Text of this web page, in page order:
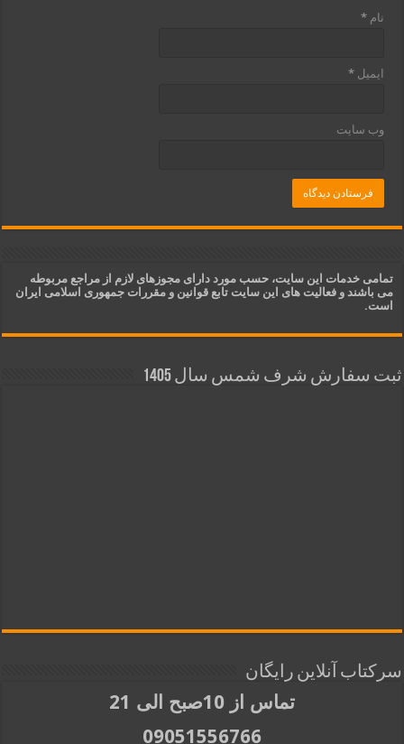
نام*
ایمیل*
وب‌ سایت
تمامی خدمات این سایت، حسب مورد دارای مجوزهای لازم از مراجع مربوطه
می باشند و فعالیت های این سایت تابع قوانین و مقررات جمهوری اسلامی ایران
است.
ثبت سفارش شرف شمس سال 1405
سرکتاب آنلاین رایگان
تماس از 10صبح الی 21
09051556766